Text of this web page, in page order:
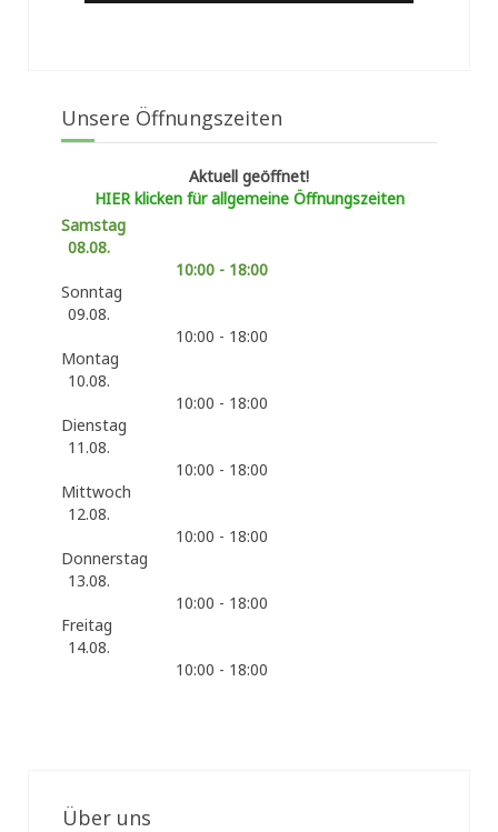
Unsere Öffnungszeiten
Aktuell geöffnet!
HIER klicken für allgemeine Öffnungszeiten
Samstag
08.08.
10:00 - 18:00
Sonntag
09.08.
10:00 - 18:00
Montag
10.08.
10:00 - 18:00
Dienstag
11.08.
10:00 - 18:00
Mittwoch
12.08.
10:00 - 18:00
Donnerstag
13.08.
10:00 - 18:00
Freitag
14.08.
10:00 - 18:00
Über uns